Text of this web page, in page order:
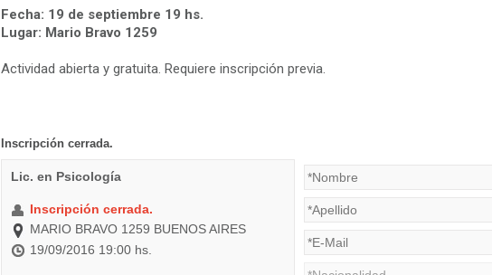
Fecha: 19 de septiembre 19 hs.
Lugar: Mario Bravo 1259
Actividad abierta y gratuita. Requiere inscripción previa.